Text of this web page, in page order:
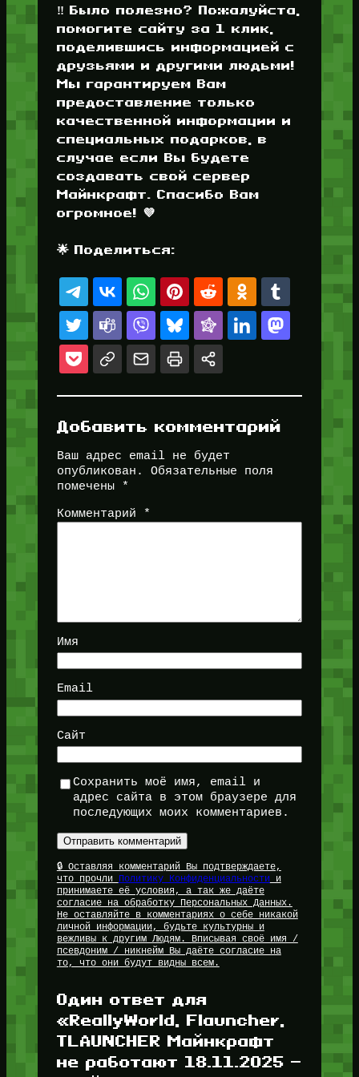
‼️ Было полезно? Пожалуйста,
помогите сайту за 1 клик,
поделившись информацией с
друзьями и другими людьми!
Мы гарантируем Вам
предоставление только
качественной информации и
специальных подарков, в
случае если Вы будете
создавать свой сервер
Майнкрафт. Спасибо Вам
огромное! 💜
🌟 Поделиться:
Добавить комментарий
Ваш адрес email не будет
опубликован.
Обязательные поля
помечены
*
Комментарий *
Имя
Email
Сайт
Сохранить моё имя, email и
адрес сайта в этом браузере для
последующих моих комментариев.
🔒 Оставляя комментарий Вы подтверждаете,
что прочли Политику Конфиденциальностии
принимаете её условия, а так же даёте
согласие на обработку Персональных Данных.
Не оставляйте в комментариях о себе никакой
личной информации, будьте культурны и
вежливы к другим Людям. Вписывая своё имя /
псевдоним / никнейм Вы даёте согласие на
то, что они будут видны всем.
Один ответ для
«ReallyWorld, Flauncher,
TLAUNCHER Майнкрафт
не работают 18.11.2025 —